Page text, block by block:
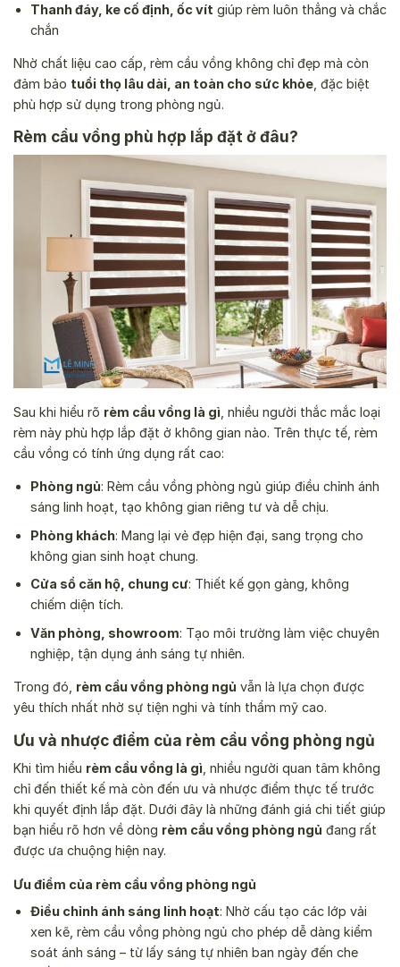
Thanh đáy, ke cố định, ốc vít giúp rèm luôn thẳng và chắc
chắn
Nhờ chất liệu cao cấp, rèm cầu vồng không chỉ đẹp mà còn
đảm bảo tuổi thọ lâu dài, an toàn cho sức khỏe , đặc biệt
phù hợp sử dụng trong phòng ngủ.
Rèm cầu vồng phù hợp lắp đặt ở đâu?
Sau khi hiểu rõ rèm cầu vồng là gì , nhiều người thắc mắc loại
rèm này phù hợp lắp đặt ở không gian nào. Trên thực tế, rèm
cầu vồng có tính ứng dụng rất cao:
Phòng ngủ: Rèm cầu vồng phòng ngủ giúp điều chỉnh ánh
sáng linh hoạt, tạo không gian riêng tư và dễ chịu.
Phòng khách: Mang lại vẻ đẹp hiện đại, sang trọng cho
không gian sinh hoạt chung.
Cửa sổ căn hộ, chung cư: Thiết kế gọn gàng, không
chiếm diện tích.
Văn phòng, showroom: Tạo môi trường làm việc chuyên
nghiệp, tận dụng ánh sáng tự nhiên.
Trong đó, rèm cầu vồng phòng ngủ vẫn là lựa chọn được
yêu thích nhất nhờ sự tiện nghi và tính thẩm mỹ cao.
Ưu và nhược điểm của rèm cầu vồng phòng ngủ
Khi tìm hiểu rèm cầu vồng là gì , nhiều người quan tâm không
chỉ đến thiết kế mà còn đến ưu và nhược điểm thực tế trước
khi quyết định lắp đặt. Dưới đây là những đánh giá chi tiết giúp
bạn hiểu rõ hơn về dòng rèm cầu vồng phòng ngủ đang rất
được ưa chuộng hiện nay.
Ưu điểm của rèm cầu vồng phòng ngủ
Điều chỉnh ánh sáng linh hoạt: Nhờ cấu tạo các lớp vải
xen kẽ, rèm cầu vồng phòng ngủ cho phép dễ dàng kiểm
soát ánh sáng – từ lấy sáng tự nhiên ban ngày đến che